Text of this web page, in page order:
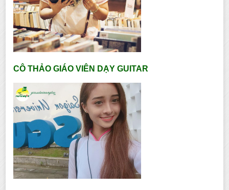
CÔ THẢO GIÁO VIÊN DẠY GUITAR